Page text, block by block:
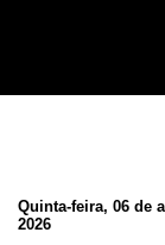
Quinta-feira, 06 de
2026